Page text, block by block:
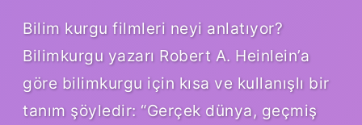
Bilim kurgu filmleri neyi anlatıyor?
Bilimkurgu yazarı Robert A. Heinlein’a
göre bilimkurgu için kısa ve kullanışlı bir
tanım şöyledir: “Gerçek dünya, geçmiş